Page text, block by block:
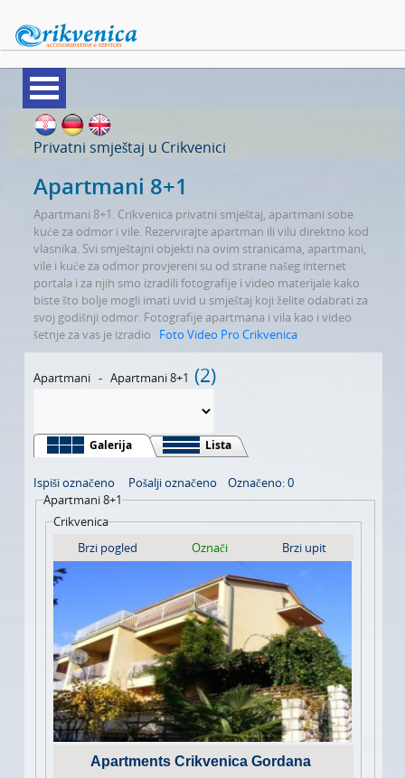
APARTMANI
SOBE
VILE
KUĆE ZA ODMOR
HRANA I PIĆE
AUTO MOTO
USLUGE
IZLETI
FOTOGRAFIJA I VIDEO SNIMANJE
Privatni smještaj u Crikvenici
Apartmani 8+1
Apartmani 8+1. Crikvenica privatni smještaj, apartmani sobe
kuće za odmor i vile. Rezervirajte apartman ili vilu direktno kod
vlasnika. Svi smještajni objekti na ovim stranicama, apartmani,
vile i kuće za odmor provjereni su od strane našeg internet
portala i za njih smo izradili fotografije i video materijale kako
biste što bolje mogli imati uvid u smještaj koji želite odabrati za
svoj godišnji odmor. Fotografije apartmana i vila kao i video
šetnje za vas je izradio
Foto Video Pro Crikvenica
Apartmani- Apartmani 8+1 (2)
Galerija Lista
Ispiši označeno Pošalji označeno
Označeno: 0
Apartmani 8+1
Crikvenica
Brzi pogled
Označi Brzi upit
Apartments Crikvenica Gordana